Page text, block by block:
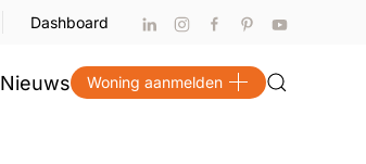
Dashboard
Nieuws Woning aanmelden